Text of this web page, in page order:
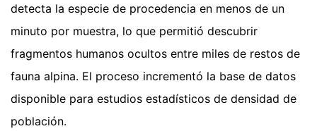
detecta la especie de procedencia en menos de un
minuto por muestra, lo que permitió descubrir
fragmentos humanos ocultos entre miles de restos de
fauna alpina. El proceso incrementó la base de datos
disponible para estudios estadísticos de densidad de
población.